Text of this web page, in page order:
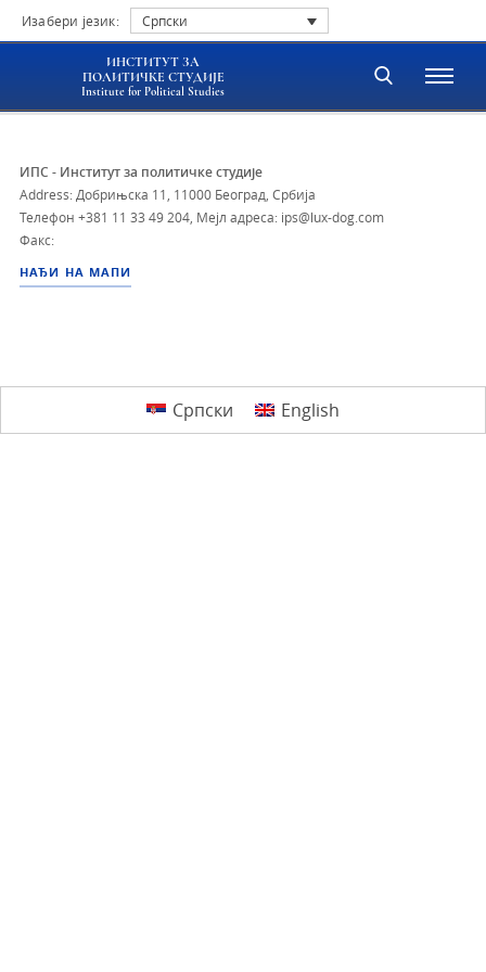
Изабери језик: Српски
ИНСТИТУТ ЗА
ПОЛИТИЧКЕ СТУДИЈЕ
Institute for Political Studies
ИПС - Институт за политичке студије
Address: Добрињска 11, 11000 Београд, Србија
Телефон +381 11 33 49 204 Мејл адреса: ips@lux-dog.com
Факс:
НАЂИ НА МАПИ
Српски English